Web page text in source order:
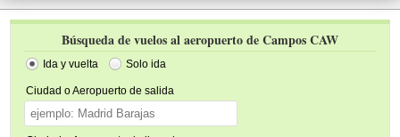
Búsqueda de vuelos al aeropuerto de Campos CAW
Ida y vuelta Solo ida
Ciudad o Aeropuerto de salida